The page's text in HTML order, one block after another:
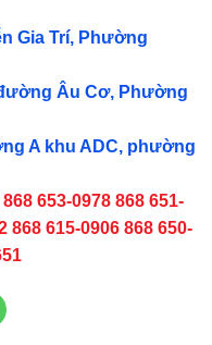
Gia Trí, Phường
Âu Cơ, Phường
A khu ADC, phường
653-0978 868 651-
868 615-0906 868 650-